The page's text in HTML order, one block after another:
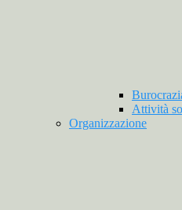
Attività
Organizzazione